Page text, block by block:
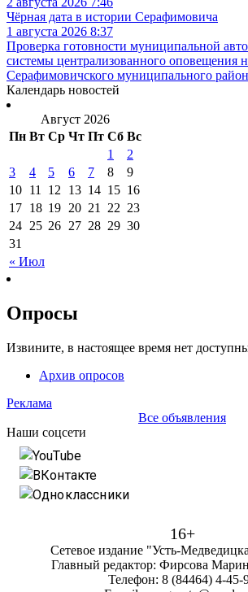
Чёрная дата в истории Серафимовича
1 августа 2026 8:37
Проверка готовности муниципальной
системы централизованного оповещения
Серафимовичского муниципального
Календарь новостей
Август 2026
Пн Вт Ср Чт Пт Сб Вс
« Июл
1
2
3
4 5 6 7 8
9
10 11 12 13 14 15 16
17 18 19 20 21 22 23
24 25 26 27 28 29 30
31
Опросы
Извините, в настоящее время нет
Архив опросов
Реклама
Все объявления
Наши соцсети
YouTube
ВКонтакте
Одноклассники
16+
Сетевое издание "Усть-
Главный редактор: Фирсова
Телефон: 8 (84464) 4-45-